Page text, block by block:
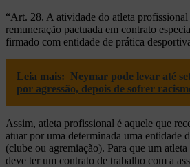
“Art. 28. A atividade do atleta profissional
remuneração pactuada em contrato
firmado com entidade de prática
Leia mais: Neymar pode levar até
por agressão, depois de sofrer
Assim, atleta profissional é aquele que
atuar por uma determinada uma entidade
(clube ou agremiação). Para que um
deve ter um contrato de trabalho com a